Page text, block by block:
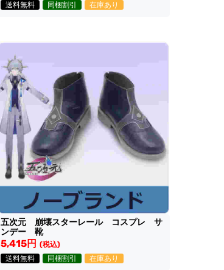
送料無料
同梱割引 在庫あり
五次元 崩壊スターレール コスプレ サ
ンデー 靴
5,415円 (税込)
送料無料
同梱割引 在庫あり